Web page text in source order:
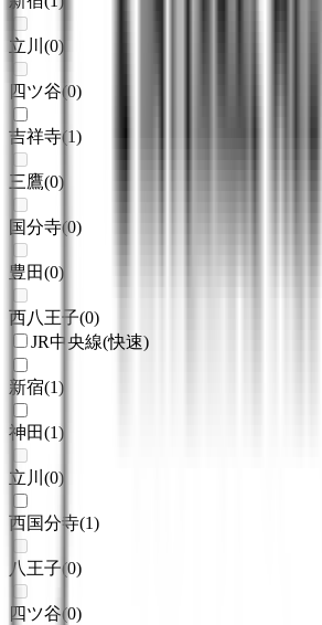
立川 (0)
四ツ谷(0)
吉祥寺(1)
三鷹(0)
国分寺(0)
豊田(0)
西八王子(0)
JR中央線(快速)
新宿(1)
神田(1)
立川 (0)
西国分寺(1)
八王子(0)
四ツ谷(0)